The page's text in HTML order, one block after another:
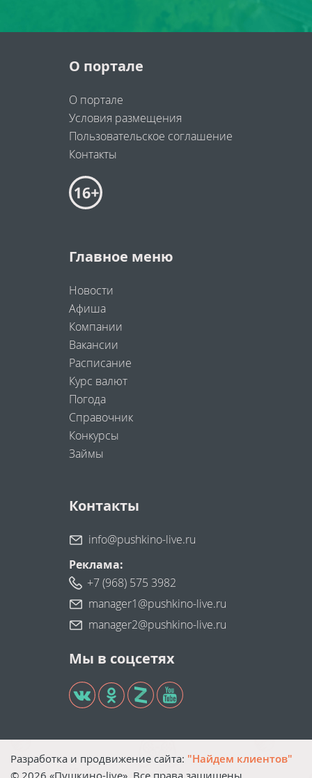
О портале
О портале
Условия размещения
Пользовательское соглашение
Контакты
Главное меню
Новости
Афиша
Компании
Вакансии
Расписание
Курс валют
Погода
Справочник
Конкурсы
Займы
Контакты
info@pushkino-live.ru
Реклама:
+7 (968) 575 3982
manager1@pushkino-live.ru
manager2@pushkino-live.ru
Мы в соцсетях
Разработка и продвижение сайта: "Найдем клиентов"
© 2026 «Пушкино-live». Все права защищены